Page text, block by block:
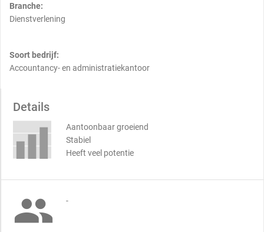
Branche:
Dienstverlening
Soort bedrijf:
Accountancy- en administratiekantoor
Details
Aantoonbaar groeiend
Stabiel
Heeft veel potentie
 -